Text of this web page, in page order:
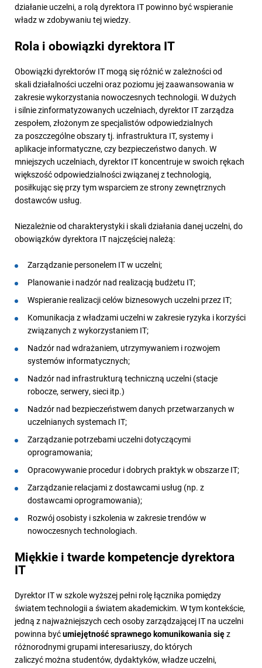
działanie uczelni, a rolą dyrektora IT powinno być wspieranie
władz w zdobywaniu tej wiedzy.
Rola i obowiązki dyrektora IT
Obowiązki dyrektorów IT mogą się różnić w zależności od
skali działalności uczelni oraz poziomu jej zaawansowania w
zakresie wykorzystania nowoczesnych technologii. W dużych
i silnie zinformatyzowanych uczelniach, dyrektor IT zarządza
zespołem, złożonym ze specjalistów odpowiedzialnych
za poszczególne obszary tj. infrastruktura IT, systemy i
aplikacje informatyczne, czy bezpieczeństwo danych. W
mniejszych uczelniach, dyrektor IT koncentruje w swoich rękach
większość odpowiedzialności związanej z technologią,
posiłkując się przy tym wsparciem ze strony zewnętrznych
dostawców usług.
Niezależnie od charakterystyki i skali działania danej uczelni, do
obowiązków dyrektora IT najczęściej należą:
Zarządzanie personelem IT w uczelni;
Planowanie i nadzór nad realizacją budżetu IT;
Wspieranie realizacji celów biznesowych uczelni przez IT;
Komunikacja z władzami uczelni w zakresie ryzyka i korzyści
związanych z wykorzystaniem IT;
Nadzór nad wdrażaniem, utrzymywaniem i rozwojem
systemów informatycznych;
Nadzór nad infrastrukturą techniczną uczelni (stacje
robocze, serwery, sieci itp.)
Nadzór nad bezpieczeństwem danych przetwarzanych w
uczelnianych systemach IT;
Zarządzanie potrzebami uczelni dotyczącymi
oprogramowania;
Opracowywanie procedur i dobrych praktyk w obszarze IT;
Zarządzanie relacjami z dostawcami usług (np. z
dostawcami oprogramowania);
Rozwój osobisty i szkolenia w zakresie trendów w
nowoczesnych technologiach.
Miękkie i twarde kompetencje dyrektora
IT
Dyrektor IT w szkole wyższej pełni rolę łącznika pomiędzy
światem technologii a światem akademickim. W tym kontekście,
jedną z najważniejszych cech osoby zarządzającej IT na uczelni
powinna byćumiejętność sprawnego komunikowania sięz
różnorodnymi grupami interesariuszy, do których
zaliczyć można studentów, dydaktyków, władze uczelni,